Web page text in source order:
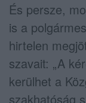
És persze,
is a
hirtelen
szavait: „A
kerülhet a
szakhatóság